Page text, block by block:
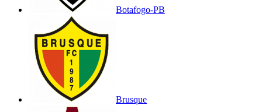
Botafogo-PB
Brusque